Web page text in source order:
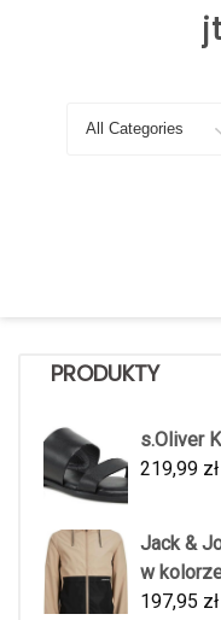
Search
PRODUKTY
s.Oliver
219,99 zł
Jack &
w
197,95 zł